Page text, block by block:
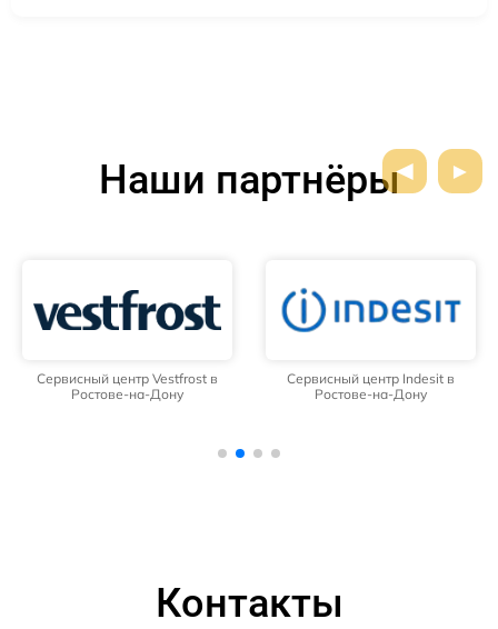
Наши партнёры
Сервисный центр Vestfrost в
Ростове-на-Дону
Сервисный центр Indesit в
Ростове-на-Дону
Контакты